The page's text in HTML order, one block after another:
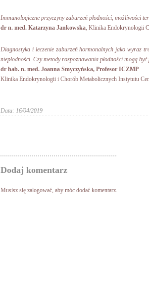
Immunologiczne przyczyny zaburzeń płodności, możliwości
dr n. med. Katarzyna Jankowska, Klinika Endokrynologii
Diagnostyka i leczenie zaburzeń hormonalnych jako wyraz
niepłodności. Czy metody rozpoznawania płodności mogą być
dr hab. n. med. Joanna Smyczyńska, Profesor ICZMP
Klinika Endokrynologii i Chorób Metabolicznych Instytutu
Data: 16/04/2019
Dodaj komentarz
Musisz się zalogować, aby móc dodać komentarz.